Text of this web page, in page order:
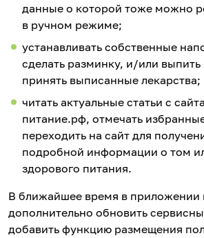
данные о которой тоже можно
в ручном режиме;
устанавливать собственные
сделать разминку, и/или
принять выписанные лекарства;
читать актуальные статьи с
питание.рф, отмечать
переходить на сайт для
подробной информации о том
здорового питания.
В ближайшее время в приложении
дополнительно обновить
добавить функцию размещения